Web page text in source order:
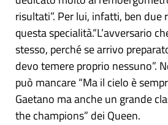
risultati”. Per lui, infatti, ben due
questa specialità.“L’avversario
stesso, perché se arrivo
devo temere proprio nessuno”.
può mancare “Ma il cielo è
Gaetano ma anche un grande
the champions” dei Queen.